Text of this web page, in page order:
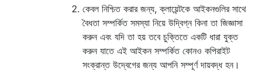
কেবল নিশ্চিত করার জন্য, ক্লায়েন্টকে আইকনগুলির সাথে
বৈধতা সম্পর্কিত সমস্যা নিয়ে উদ্বিগ্ন কিনা তা জিজ্ঞাসা
করুন এবং যদি তা হয় তবে চুক্তিতে একটি ধারা যুক্ত
করুন যাতে এই আইকন সম্পর্কিত কোনও কপিরাইট
সংক্রান্ত উদ্বেগের জন্য আপনি সম্পূর্ণ দায়বদ্ধ হন।